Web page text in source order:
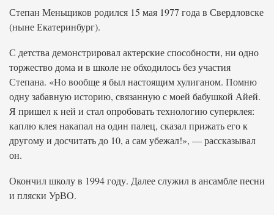
Степан Меньщиков родился 15 мая 1977 года в Свердловске
(ныне Екатеринбург).
С детства демонстрировал актерские способности, ни одно
торжество дома и в школе не обходилось без участия
Степана. «Но вообще я был настоящим хулиганом. Помню
одну забавную историю, связанную с моей бабушкой Айей.
Я пришел к ней и стал опробовать технологию суперклея:
каплю клея накапал на один палец, сказал прижать его к
другому и досчитать до 10, а сам убежал!», — рассказывал
он.
Окончил школу в 1994 году. Далее служил в ансамбле песни
и пляски УрВО.